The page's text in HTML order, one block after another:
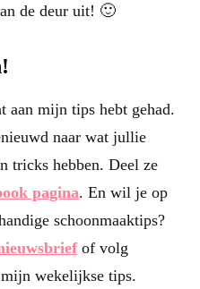
de deur uit! 🙂
aan mijn tips hebt gehad.
naar wat jullie
tricks hebben. Deel ze
pagina. En wil je op
schoonmaaktips?
of volg
wekelijkse tips.